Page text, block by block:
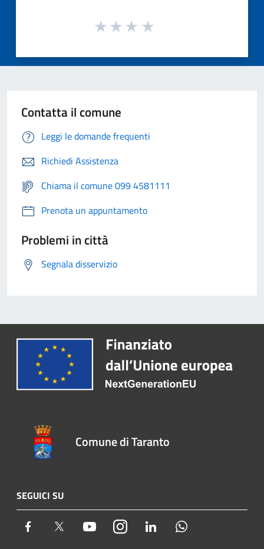
Contatta il comune
Leggi le domande frequenti
Richiedi Assistenza
Chiama il comune 099 4581111
Prenota un appuntamento
Problemi in città
Segnala disservizio
Comune di Taranto
SEGUICI SU
Facebook Twitter YoutubeInstagram LinkedIn